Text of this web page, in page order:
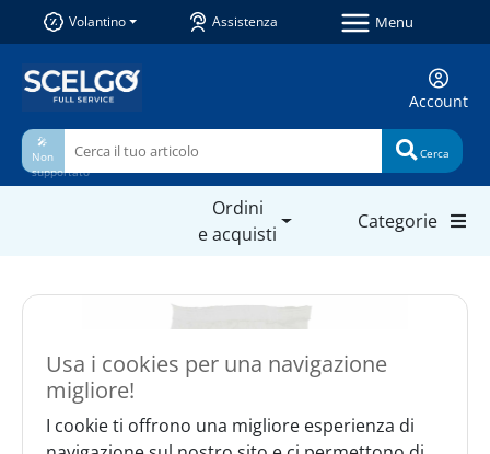
Usa i cookies per una navigazione
migliore!
I cookie ti offrono una migliore esperienza di
Volantino Assistenza Menu
Account
🎤
Non
supportato
Cerca
Ordini
e acquisti
Categorie